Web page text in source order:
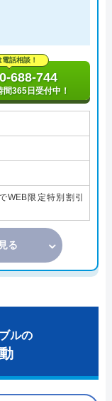
電話相談！
688-744
365日受付中！
WEB限定特別割引
る
ルの